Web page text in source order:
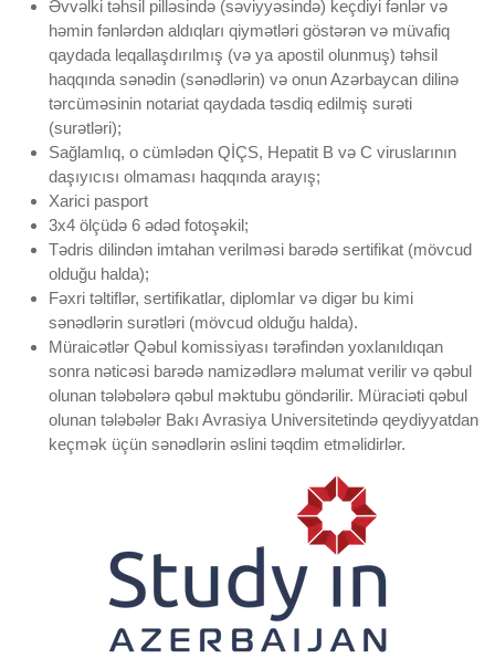
Əvvəlki təhsil pilləsində (səviyyəsində) keçdiyi fənlər və
həmin fənlərdən aldıqları qiymətləri göstərən və müvafiq
qaydada leqallaşdırılmış (və ya apostil olunmuş) təhsil
haqqında sənədin (sənədlərin) və onun Azərbaycan dilinə
tərcüməsinin notariat qaydada təsdiq edilmiş surəti
(surətləri);
Sağlamlıq, o cümlədən QİÇS, Hepatit B və C viruslarının
daşıyıcısı olmaması haqqında arayış;
Xarici pasport
3x4 ölçüdə 6 ədəd fotoşəkil;
Tədris dilindən imtahan verilməsi barədə sertifikat (mövcud
olduğu halda);
Fəxri təltiflər, sertifikatlar, diplomlar və digər bu kimi
sənədlərin surətləri (mövcud olduğu halda).
Müraicətlər Qəbul komissiyası tərəfindən yoxlanıldıqan
sonra nəticəsi barədə namizədlərə məlumat verilir və qəbul
olunan tələbələrə qəbul məktubu göndərilir. Müraciəti qəbul
olunan tələbələr Bakı Avrasiya Universitetində qeydiyyatdan
keçmək üçün sənədlərin əslini təqdim etməlidirlər.